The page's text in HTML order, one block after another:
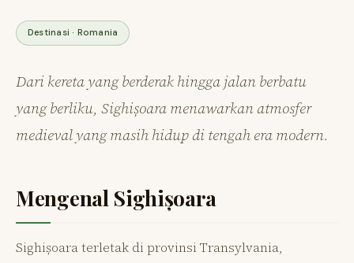
Destinasi · Romania
Dari kereta yang berderak hingga jalan berbatu
yang berliku, Sighișoara menawarkan atmosfer
medieval yang masih hidup di tengah era modern.
Mengenal Sighișoara
Sighișoara terletak di provinsi Transylvania,